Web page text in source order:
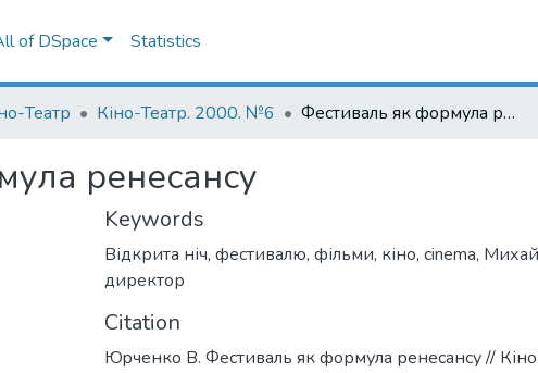
of DSpace Statistics
Театр Кіно-Театр. 2000. №6 Фестиваль як формула ренесансу
ренесансу
Keywords
Відкрита ніч, фестивалю, фільми, кіно, cinema,
директор
Citation
Юpченко В. Фестиваль як формула ренесансу //